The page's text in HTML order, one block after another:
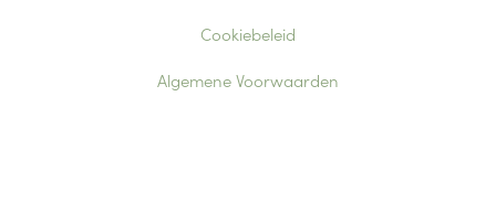
Cookiebeleid
Algemene Voorwaarden